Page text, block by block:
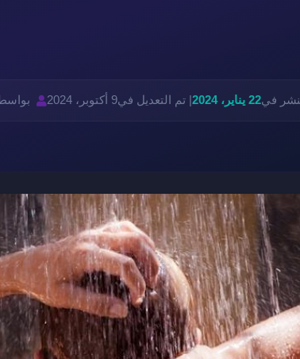
في22 يناير، 2024 | تم التعديل في9 أكتوبر، 2024